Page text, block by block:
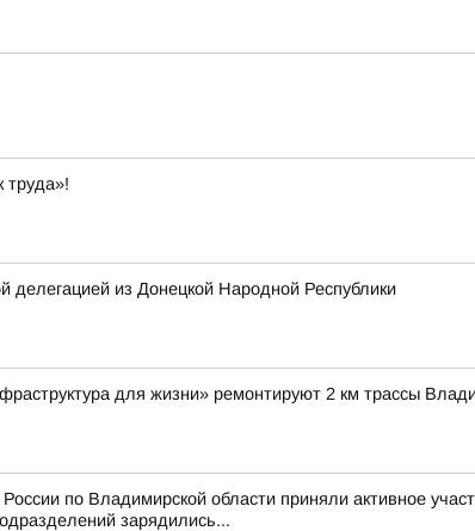
труда»!
делегацией из Донецкой Народной Республики
для жизни» ремонтируют 2 км трассы
по Владимирской области приняли активное
зарядились...